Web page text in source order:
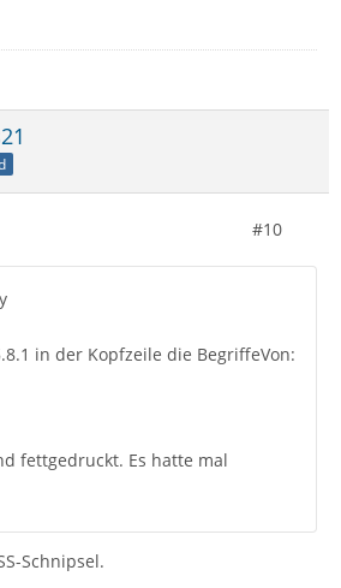
#10
in der Kopfzeile die BegriffeVon:
fettgedruckt. Es hatte mal
Schnipsel.